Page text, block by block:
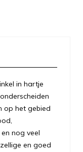
in hartje
op het gebied
nog veel
en goed